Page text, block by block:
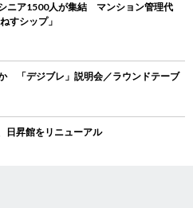
ニア1500人が集結 マンション管理代
すシップ」
「デジブレ」説明会／ラウンドテーブ
昇館をリニューアル